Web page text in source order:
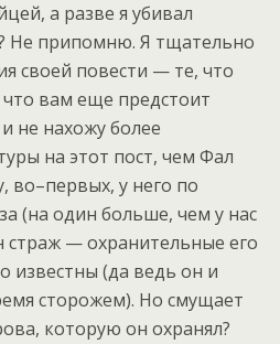
а разве я убивал
Не припомню. Я тщательно
своей повести — те, что
вам еще предстоит
не нахожу более
на этот пост, чем Фал
во–первых, у него по
(на один больше, чем у нас
страж — охранительные его
(да ведь он и
сторожем). Но смущает
которую он охранял?